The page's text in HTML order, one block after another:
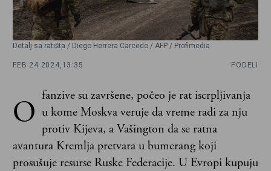
Detalj sa ratišta / Diego Herrera Carcedo / AFP / Profimedia
FEB 24 2024, 13:35 PODELI
O fanzive su završene, počeo je rat iscrpljivanja
u kome Moskva veruje da vreme radi za nju
protiv Kijeva, a Vašington da se ratna
avantura Kremlja pretvara u bumerang koji
prosušuje resurse Ruske Federacije. U Evropi kupuju